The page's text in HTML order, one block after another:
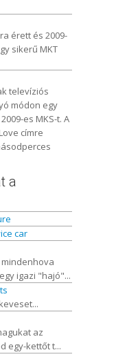
érett és 2009-
sikerű MKT
televíziós
módon egy
es MKS-t. A
címre
a
car
igazi "hajó"...
az
egy-kettőt t...